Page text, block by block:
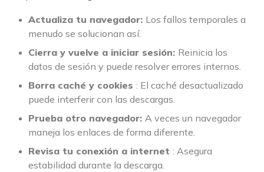
Actualiza tu navegador: Los fallos temporales a
menudo se solucionan así.
Cierra y vuelve a iniciar sesión: Reinicia los
datos de sesión y puede resolver errores internos.
Borra caché y cookies : El caché desactualizado
puede interferir con las descargas.
Prueba otro navegador: A veces un navegador
maneja los enlaces de forma diferente.
Revisa tu conexión a internet : Asegura
estabilidad durante la descarga.